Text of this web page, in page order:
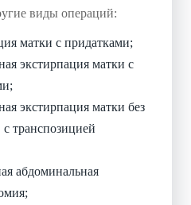
виды операций:
матки с придатками;
экстирпация матки с
экстирпация матки без
с транспозицией
абдоминальная